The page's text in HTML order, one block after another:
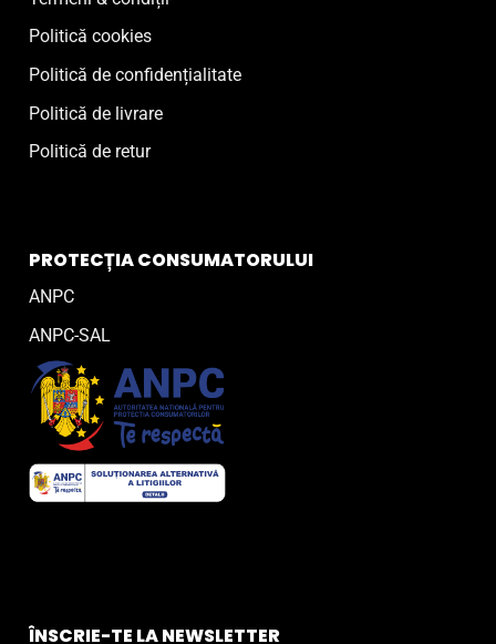
Politică cookies
Politică de confidențialitate
Politică de livrare
Politică de retur
PROTECȚIA CONSUMATORULUI
ANPC
ANPC-SAL
ÎNSCRIE-TE LA NEWSLETTER